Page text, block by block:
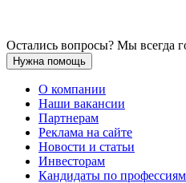
Остались вопросы? Мы всегда
Нужна помощь
О компании
Наши вакансии
Партнерам
Реклама на сайте
Новости и статьи
Инвесторам
Кандидаты по профессиям